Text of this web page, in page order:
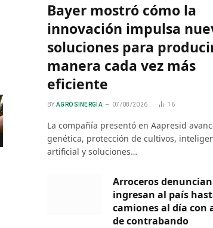
Bayer mostró cómo la
innovación impulsa
soluciones para
manera cada vez más
eficiente
BY AGRO SINERGIA 07/08/2026 16
La compañía presentó en Aapresid
genética, protección de cultivos,
artificial y soluciones…
Arroceros
ingresan al país
camiones al día con
de contrabando